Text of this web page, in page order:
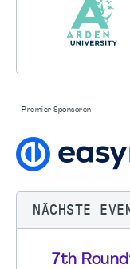
- Premier Sponsoren -
NÄCHSTE
7th